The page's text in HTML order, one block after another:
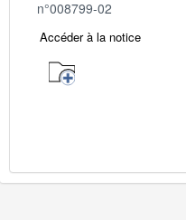
n°008799-02
Accéder à la notice